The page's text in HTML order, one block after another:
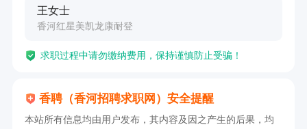
王女士
香河红星美凯龙康耐登
求职过程中请勿缴纳费用，保持谨慎防止受骗！
香聘（香河招聘求职网）安全提醒
本站所有信息均由用户发布，其内容及因之产生的后果，均